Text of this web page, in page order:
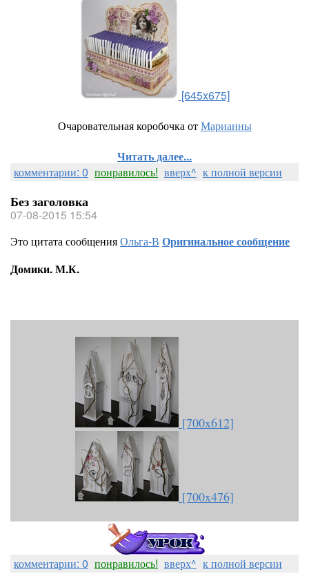
[645x675]
Очаровательная коробочка отМарианны
Читать далее...
комментарии: 0 понравилось! вверх^ к полной версии
Без заголовка
07-08-2015 15:54
Это цитата сообщенияОльга-В Оригинальное сообщение
Домики. М.К.
[700x612]
[700x476]
комментарии: 0 понравилось! вверх^ к полной версии